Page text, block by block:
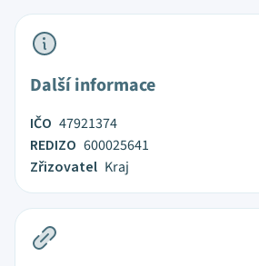
Další informace
IČO 47921374
REDIZO 600025641
Zřizovatel Kraj